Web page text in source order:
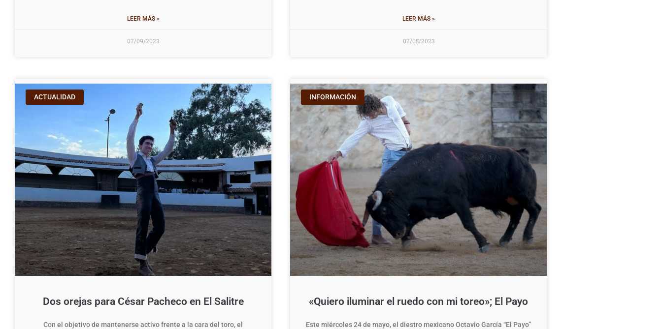
LEER MÁS »
07/09/2023
LEER MÁS »
07/05/2023
ACTUALIDAD
Dos orejas para César Pacheco en El Salitre
Con el objetivo de mantenerse activo frente a la cara del toro, el
INFORMACIÓN
«Quiero iluminar el ruedo con mi toreo»; El Payo
Este miércoles 24 de mayo, el diestro mexicano Octavio García “El Payo”